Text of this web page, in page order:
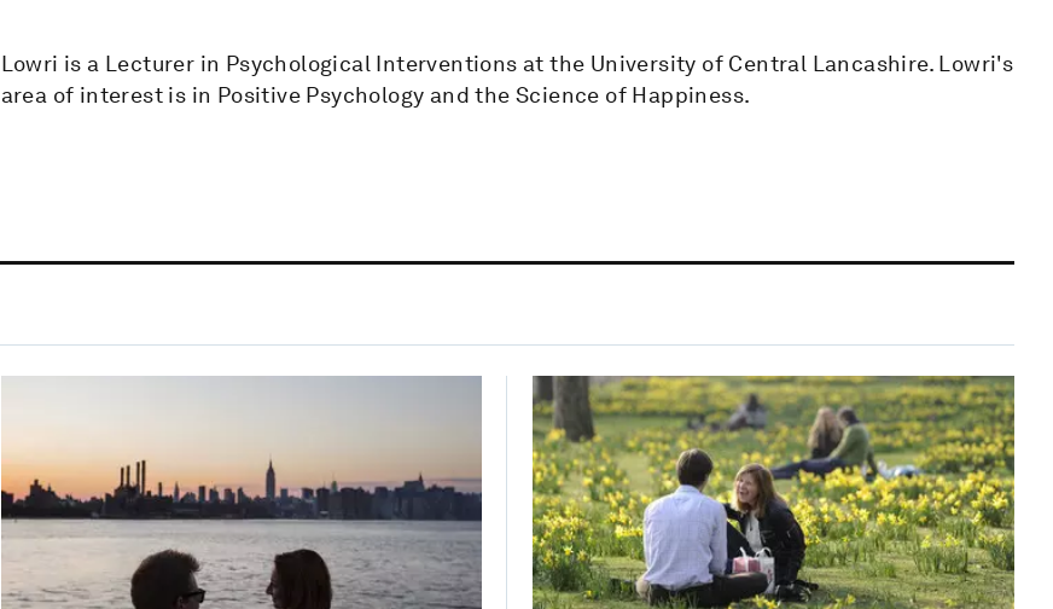
Lowri is a Lecturer in Psychological Interventions at the University of Central Lancashire. Lowri's
area of interest is in Positive Psychology and the Science of Happiness.